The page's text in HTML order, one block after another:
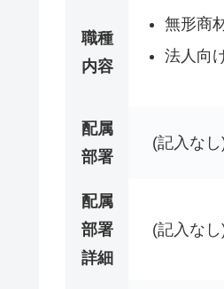
職種
内容
無形商
法人向
配属
部署
(記入なし
配属
部署
詳細
(記入なし